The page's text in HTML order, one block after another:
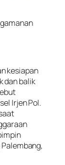
kesiapan
dan balik
Irjen Pol.